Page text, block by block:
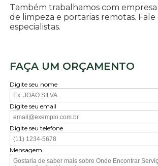
Também trabalhamos com
de limpeza e portarias remotas. Fale
especialistas.
FAÇA UM ORÇAMENTO
Digite seu nome
Digite seu email
Digite seu telefone
Mensagem